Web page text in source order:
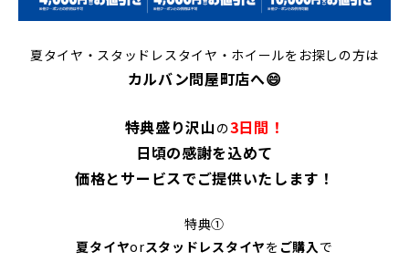
夏タイヤ・スタッドレスタイヤ・ホイールをお探しの方は
カルバン問屋町店へ😄
特典盛り沢山の3日間！
日頃の感謝を込めて
価格とサービスでご提供いたします！
特典①
夏タイヤorスタッドレスタイヤを ご購入 で